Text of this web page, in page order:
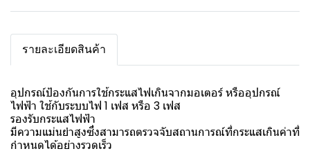
รายละเอียดสินค้า
อุปกรณ์ป้องกันการใช้กระแสไฟเกินจากมอเตอร์ หรืออุปกรณ์
ไฟฟ้า ใช้กับระบบไฟ 1 เฟส หรือ 3 เฟส
รองรับกระแสไฟฟ้า
มีความแม่นยำสูงซึ่งสามารถตรวจจับสถานการณ์ที่กระแสเกินค่าที่
กำหนดได้อย่างรวดเร็ว